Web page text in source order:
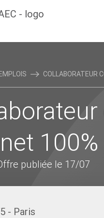
COLLABORATEUR
publiée le 17/07
- Paris